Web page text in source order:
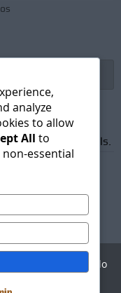
promotional emails.
Digital - Desarrollo
analyze
to allow
All to
essential